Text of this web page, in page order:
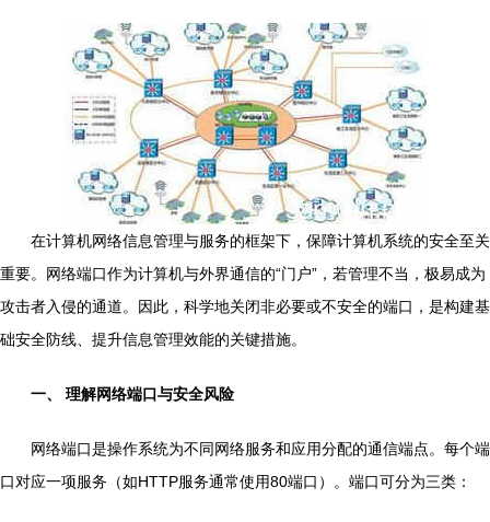
在计算机网络信息管理与服务的框架下，保障计算机系统的安全至关
重要。网络端口作为计算机与外界通信的“门户”，若管理不当，极易成为
攻击者入侵的通道。因此，科学地关闭非必要或不安全的端口，是构建基
础安全防线、提升信息管理效能的关键措施。
一、 理解网络端口与安全风险
网络端口是操作系统为不同网络服务和应用分配的通信端点。每个端
口对应一项服务（如HTTP服务通常使用80端口）。端口可分为三类：